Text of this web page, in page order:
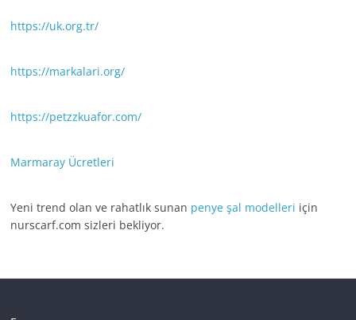
https://uk.org.tr/
https://markalari.org/
https://petzzkuafor.com/
Marmaray Ücretleri
Yeni trend olan ve rahatlık sunan penye şal modelleri için
nurscarf.com sizleri bekliyor.